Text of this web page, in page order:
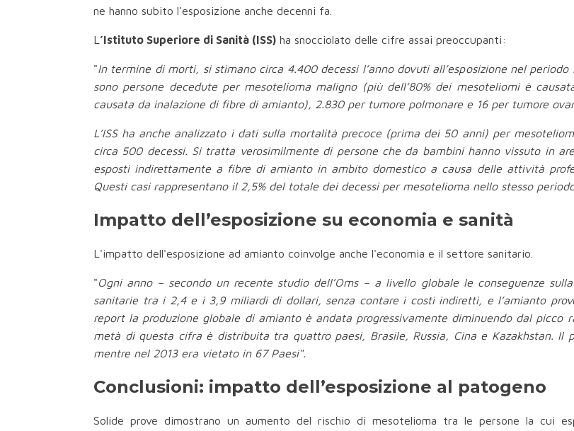
ne hanno subito l'esposizione anche decenni fa.
L ’Istituto Superiore di Sanità (ISS) ha snocciolato delle cifre assai preoccupanti:
"In termine di morti, si stimano circa 4.400 decessi l’anno dovuti all’esposizione nel
sono persone decedute per mesotelioma maligno (più dell’80% dei mesoteliomi è
causata da inalazione di fibre di amianto), 2.830 per tumore polmonare e 16 per tumore
L’ISS ha anche analizzato i dati sulla mortalità precoce (prima dei 50 anni) per
circa 500 decessi. Si tratta verosimilmente di persone che da bambini hanno vissuto in
esposti indirettamente a fibre di amianto in ambito domestico a causa delle attività
Questi casi rappresentano il 2,5% del totale dei decessi per mesotelioma nello stesso
Impatto dell’esposizione su economia e sanità
L'impatto dell'esposizione ad amianto coinvolge anche l'economia e il settore sanitario.
"Ogni anno – secondo un recente studio dell’Oms – a livello globale le conseguenze
sanitarie tra i 2,4 e i 3,9 miliardi di dollari, senza contare i costi indiretti, e l’amianto
report la produzione globale di amianto è andata progressivamente diminuendo dal
metà di questa cifra è distribuita tra quattro paesi, Brasile, Russia, Cina e Kazakhstan. Il
mentre nel 2013 era vietato in 67 Paesi".
Conclusioni: impatto dell’esposizione al patogeno
Solide prove dimostrano un aumento del rischio di mesotelioma tra le persone la cui